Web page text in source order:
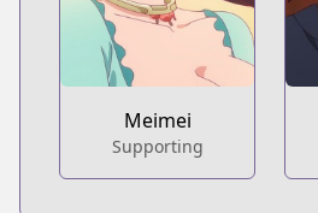
Meimei
Supporting